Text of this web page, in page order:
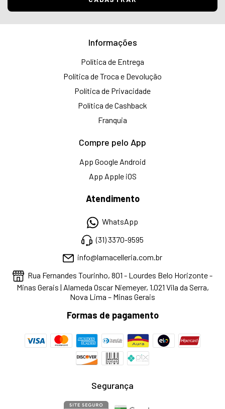
Informações
Política de Entrega
Política de Troca e Devolução
Política de Privacidade
Política de Cashback
Franquia
Compre pelo App
App Google Android
App Apple iOS
Atendimento
WhatsApp
(31) 3370-9595
info@lamacelleria.com.br
Rua Fernandes Tourinho, 801 - Lourdes Belo Horizonte -
Minas Gerais | Alameda Oscar Niemeyer, 1.021 Vila da Serra,
Nova Lima – Minas Gerais
Formas de pagamento
Segurança